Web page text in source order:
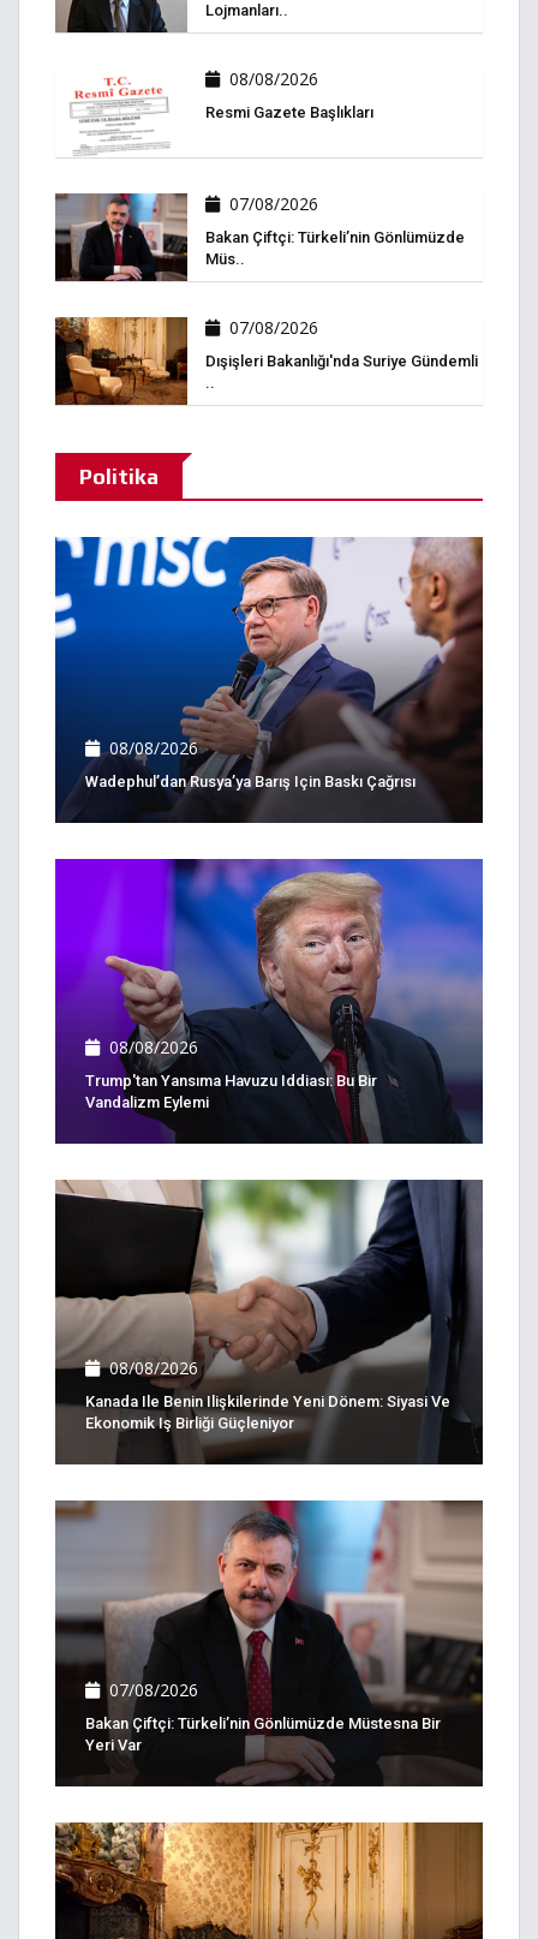
Lojmanları..
08/08/2026
Resmi Gazete Başlıkları
07/08/2026
Bakan Çiftçi: Türkeli’nin Gönlümüzde
Müs..
07/08/2026
Dışişleri Bakanlığı'nda Suriye Gündemli
..
Politika
08/08/2026
Wadephul’dan Rusya’ya Barış Için Baskı Çağrısı
08/08/2026
Trump'tan Yansıma Havuzu Iddiası: Bu Bir
Vandalizm Eylemi
08/08/2026
Kanada Ile Benin Ilişkilerinde Yeni Dönem: Siyasi Ve
Ekonomik Iş Birliği Güçleniyor
07/08/2026
Bakan Çiftçi: Türkeli’nin Gönlümüzde Müstesna Bir
Yeri Var